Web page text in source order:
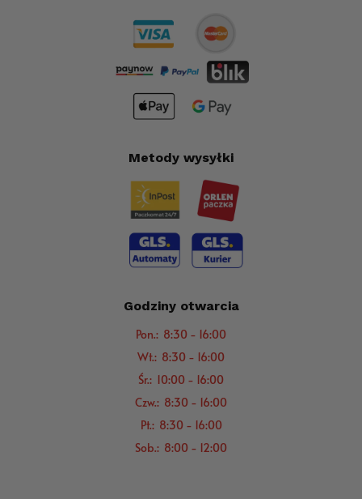
Metody wysyłki
Godziny otwarcia
Pon.: 8:30 - 16:00
Wt.: 8:30 - 16:00
Śr.: 10:00 - 16:00
Czw.: 8:30 - 16:00
Pt.: 8:30 - 16:00
Sob.: 8:00 - 12:00